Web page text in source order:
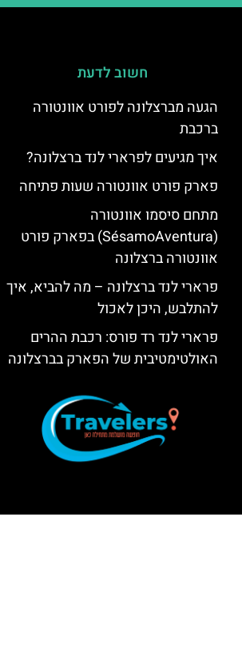
חשוב לדעת
הגעה מברצלונה לפורט אוונטורה
ברכבת
איך מגיעים לפרארי לנד ברצלונה?
פארק פורט אוונטורה שעות פתיחה
מתחם סיסמו אוונטורה
(SésamoAventura) בפארק פורט
אוונטורה ברצלונה
פרארי לנד ברצלונה – מה להביא, איך
להתלבש, היכן לאכול
פרארי לנד רד פורס: רכבת ההרים
האולטימטיבית של הפארק בברצלונה